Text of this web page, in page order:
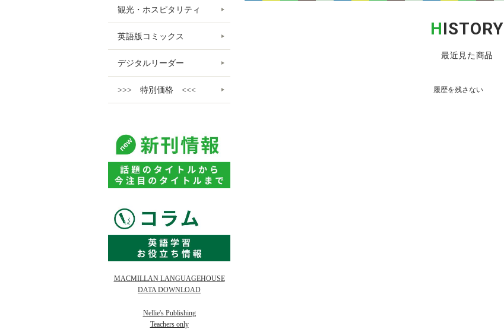
HISTORY
最近見た商品
履歴を残さない
観光・ホスピタリティ
英語版コミックス
デジタルリーダー
>>> 特別価格 <<<
MACMILLAN LANGUAGEHOUSE
DATA DOWNLOAD
Nellie's Publishing
Teachers only